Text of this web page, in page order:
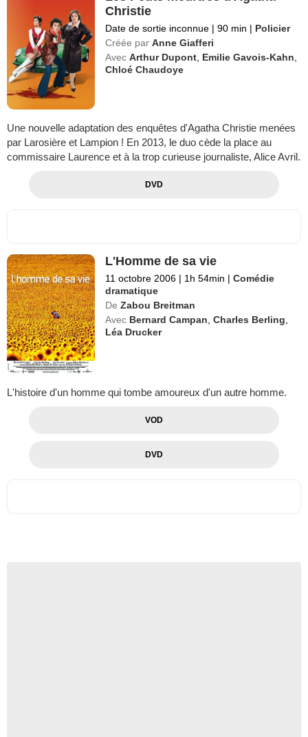
Christie
Date de sortie inconnue | 90 min | Policier
Créée par Anne Giafferi
Avec Arthur Dupont, Emilie Gavois-Kahn,
Chloé Chaudoye
Une nouvelle adaptation des enquêtes d'Agatha Christie menées
par Larosière et Lampion ! En 2013, le duo cède la place au
commissaire Laurence et à la trop curieuse journaliste, Alice Avril.
DVD
L'Homme de sa vie
11 octobre 2006 | 1h 54min | Comédie
dramatique
De Zabou Breitman
Avec Bernard Campan,Charles Berling,
Léa Drucker
L'histoire d'un homme qui tombe amoureux d'un autre homme.
VOD
DVD